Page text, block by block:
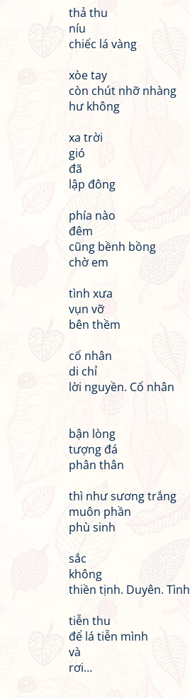
thả thu
níu
chiếc lá vàng
xòe tay
còn chút nhỡ nhàng
hư không
xa trời
gió
đã
lập đông
phía nào
đêm
cũng bềnh bồng
chờ em
tình xưa
vụn vỡ
bên thềm
cố nhân
di chỉ
lời nguyền. Cố nhân
bận lòng
tượng đá
phân thân
thì như sương trắng
muôn phần
phù sinh
sắc
không
thiền tịnh. Duyên. Tình
tiễn thu
để lá tiễn mình
và
rơi…